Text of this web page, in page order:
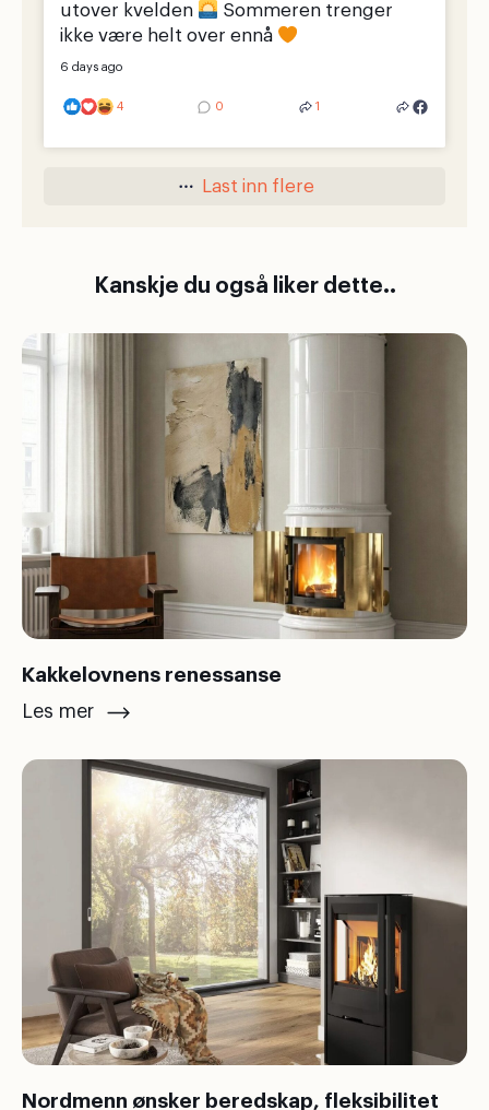
utover kvelden
Sommeren trenger
ikke være helt over ennå
6 days ago
4 0 1
Last inn flere
Kanskje du også liker dette..
Kakkelovnens renessanse
Les mer
Nordmenn ønsker beredskap, fleksibilitet